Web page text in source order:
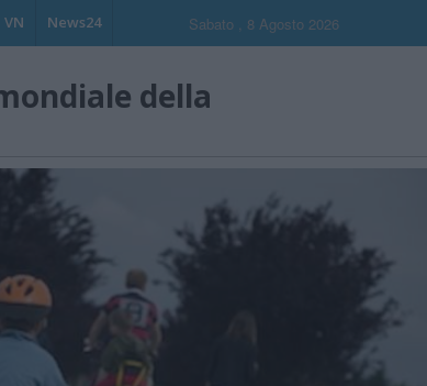
VN News24 Sabato , 8 Agosto 2026
della